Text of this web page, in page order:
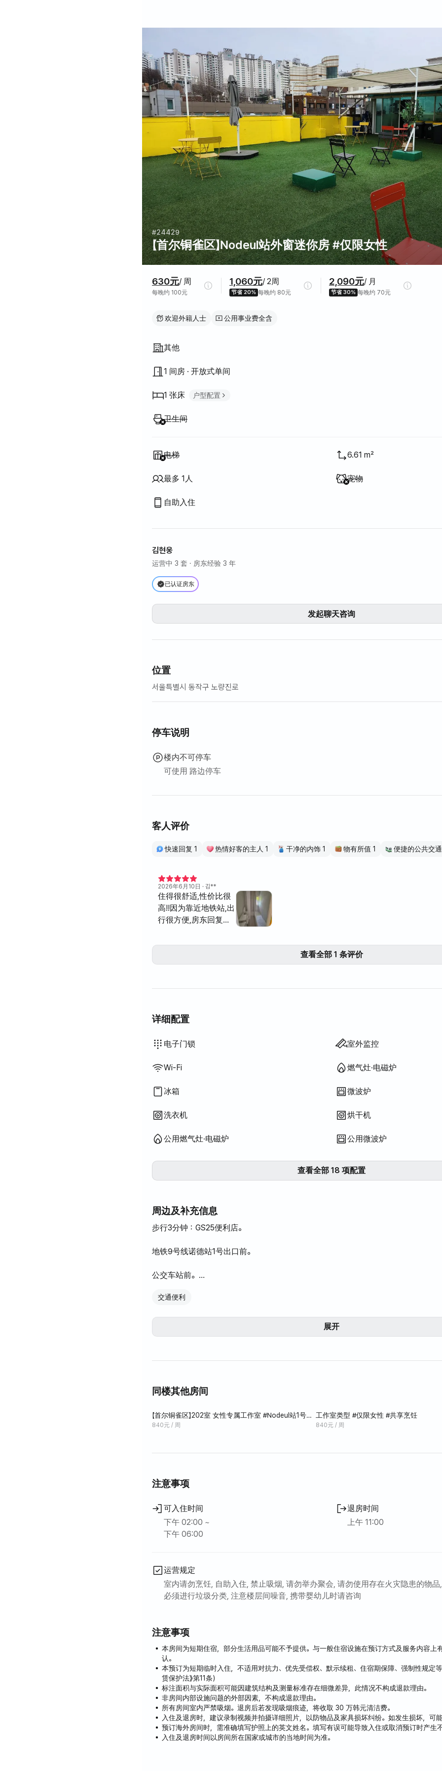
#24429
【首尔铜雀区】Nodeul站外窗迷你房 #仅限女性
630元/ 周
每晚约 100元
1,060元/ 2周
节省 20% 每晚约 80元
2,090元/ 月
节省 30% 每晚约 70元
欢迎外籍人士 公用事业费全含
房屋结构
其他
1 间房 · 开放式单间
1 张床 户型配置
不提供:
卫生间
不提供
电梯 6.61 m²
最多 1人 不提供
宠物
自助入住
김현웅
运营中 3 套 · 房东经验 3 年
已认证房东
发起聊天咨询
位置
서울특별시 동작구 노량진로
停车说明
楼内不可停车
可使用 路边停车
客人评价
快速回复 1 热情好客的主人 1 干净的内饰 1 物有所值 1
2026年6月10日 · 김**
住得很舒适,性价比很
高!!因为靠近地铁站,出
行很方便,房东回复也
天住得很愉快!☺️
查看全部 1 条评价
详细配置
电子门锁 室外监控
Wi-Fi 燃气灶·电磁炉
冰箱 微波炉
洗衣机 烘干机
公用燃气灶·电磁炉 公用微波炉
公用洗衣机
公用烘干机
不提供:
钥匙锁
不提供:
保安室·保安
不提供:
灭火器
不提供:
电视
不提供:
公用冰箱
不提供:
提供寝具
不提供:
可加寝具
不提供:
空调
不提供:
锅炉（城市燃气）
不提供:
餐桌及椅子
不提供:
衣柜
不提供:
沙发
不提供:
办公桌
电饭煲
烹饪工具（菜板、刀、剪刀等）
锅具·平底锅
基本餐具（碗、杯等）
熨斗
洗烘一体机
不提供: 浴缸
不提供: 智能马桶盖
不提供: 吹风机
不提供: 过滤花洒
不提供: 沐浴露
不提供: 洗发水·护发素
不提供: 香皂
不提供: 卫生纸
不提供: 牙刷
不提供: 牙膏
不提供: 毛巾
不提供: 床垫加垫·折叠床垫
不提供: 百叶窗
不提供: 遮光窗帘
不提供: 扫帚
不提供: 洗衣液
不提供: 衣物柔顺剂
不提供: 洗洁精
不提供: 厨余垃圾袋
不提供: 垃圾袋
不提供: 抹布
不提供: 百洁布
不提供: 吸尘器
不提供: 电热水壶
不提供: 室外烧烤设施
不提供: 电梯
不提供: 免费健身房
不提供: 游泳池
不提供: 免费公共桑拿
不提供: 水疗·按摩浴缸
不提供: 按摩浴缸·桧木浴
不提供: 露台
不提供: 挂衣架
不提供: 矮餐桌
不提供: 沙发床
不提供: 电风扇
不提供: 电热锅炉
不提供: 煤油供暖
不提供: 液化石油气(LPG)
不提供: 可再生能源
不提供: 投影仪
不提供: 有线网络
不提供: 晾衣架
查看全部 18 项配置
周边及补充信息
步行3分钟：GS25便利店。
地铁9号线诺德站1号出口前。
公交车站前。
汉江市民公园
沙由信历史公园
交通便利
展开
同楼其他房间
【首尔铜雀区】202室 女性专属工作室 #Nodeul站1号出
口
840元 / 周
工作室类型 #仅限女性 #共享烹饪
840元 / 周
注意事项
可入住时间
下午 02:00 ~
下午 06:00
退房时间
上午 11:00
运营规定
室内请勿烹饪, 自助入住, 禁止吸烟, 请勿举办聚会, 请勿使用存在火灾隐患的物
必须进行垃圾分类, 注意楼层间噪音, 携带婴幼儿时请咨询
注意事项
本房间为短期住宿，部分生活用品可能不予提供。与一般住宿设施在预订方式及服务内容上
认。
本预订为短期临时入住，不适用对抗力、优先受偿权、默示续租、住宿期保障、强制性规定等
赁保护法》第11条）
标注面积与实际面积可能因建筑结构及测量标准存在细微差异，此情况不构成退款理由。
非房间内部设施问题的外部因素，不构成退款理由。
所有房间室内严禁吸烟。退房后若发现吸烟痕迹，将收取 30 万韩元清洁费。
入住及退房时，建议录制视频并拍摄详细照片，以防物品及家具损坏纠纷。如发生损坏，可能
预订海外房间时，需准确填写护照上的英文姓名。填写有误可能导致入住或取消预订时产生不
入住及退房时间以房间所在国家或城市的当地时间为准。